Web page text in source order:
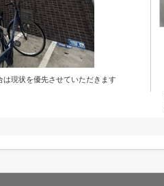
現状を優先させていただきます